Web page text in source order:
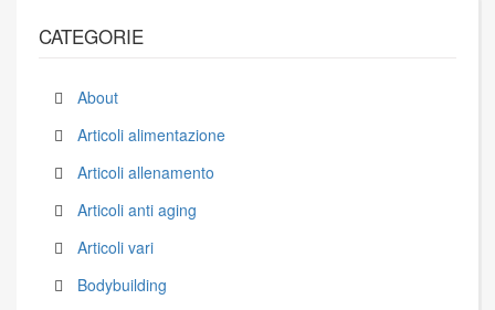
CATEGORIE
About
Articoli alimentazione
Articoli allenamento
Articoli anti aging
Articoli vari
Bodybuilding